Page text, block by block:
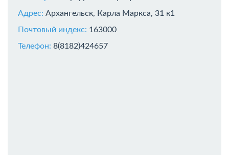
Адрес: Архангельск, Карла Маркса, 31 к1
Почтовый индекс: 163000
Телефон: 8(8182)424657